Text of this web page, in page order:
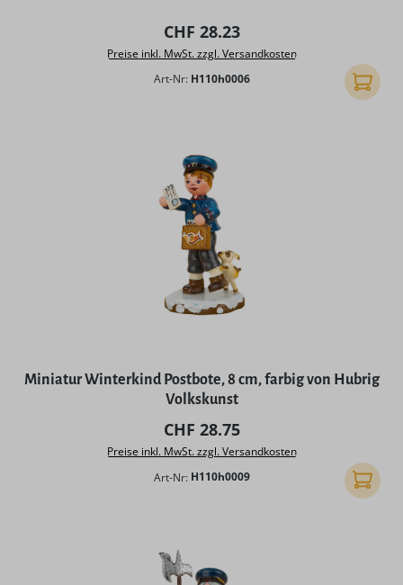
Regulärer Preis:
CHF 28.23
Preise inkl. MwSt. zzgl. Versandkosten
Art-Nr: H110h0006 In den
Miniatur Winterkind Postbote, 8 cm, farbig von Hubrig
Volkskunst
Regulärer Preis:
CHF 28.75
Preise inkl. MwSt. zzgl. Versandkosten
Art-Nr: H110h0009 In den